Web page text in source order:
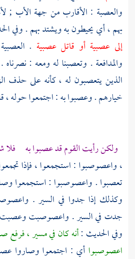
والعصبة : الأقارب من جهة الأب ;
بهم ، أي يحيطون به ويشتد بهم . وفي
إلى عصبية أو قاتل عصبية .
والمدافعة . وتعصبنا له ومعه :
الذين يتعصبون له ، كأنه على حذف
خيارهم . وعصبوا به : اجتمعوا حوله ،
ولكن رأيت القوم قد عصبوا به فلا
، واعصوصبوا : استجمعوا ، فإذا
تعصبوا . واعصوصبوا : استجمعوا
وكذلك إذا جدوا في السير .
جدت في السير . واعصوصبت
وفي الحديث :أنه كان في مسير ، فرفع
اعصوصبوا أي : اجتمعوا وصاروا